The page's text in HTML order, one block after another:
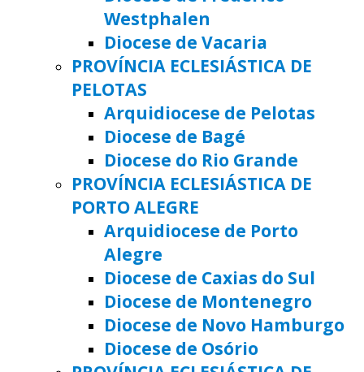
Westphalen
Diocese de Vacaria
PROVÍNCIA ECLESIÁSTICA DE
PELOTAS
Arquidiocese de Pelotas
Diocese de Bagé
Diocese do Rio Grande
PROVÍNCIA ECLESIÁSTICA DE
PORTO ALEGRE
Arquidiocese de Porto
Alegre
Diocese de Caxias do Sul
Diocese de Montenegro
Diocese de Novo Hamburgo
Diocese de Osório